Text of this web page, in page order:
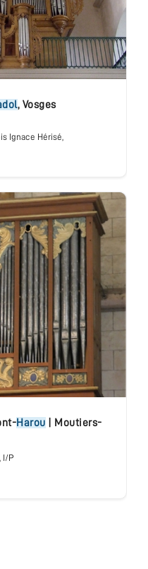
, Vosges
Ignace Hérisé,
Harou
Moutiers-
I/P